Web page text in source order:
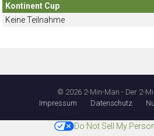
Kontinent Cup
Keine Teilnahme
© 2026 2-Min-Man - Der 2-
Impressum
Datenschutz
Do Not Sell My